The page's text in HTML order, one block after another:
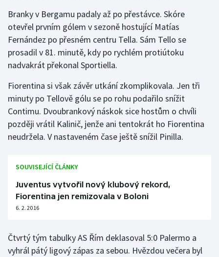
Jezdectví
Judo
Lezení
Lyže a snowboard
Motorsport
Olympijské hry
Plavání
Branky v Bergamu padaly až po přestávce. Skóre
otevřel prvním gólem v sezoně hostující Matías
Fernández po přesném centru Tella. Sám Tello se
prosadil v 81. minutě, kdy po rychlém protiútoku
nadvakrát překonal Sportiella.
Fiorentina si však závěr utkání zkomplikovala. Jen tři
minuty po Tellově gólu se po rohu podařilo snížit
Contimu. Dvoubrankový náskok sice hostům o chvíli
později vrátil Kalinič, jenže ani tentokrát ho Fiorentina
neudržela. V nastaveném čase ještě snížil Pinilla.
SOUVISEJÍCÍ ČLÁNKY
Juventus vytvořil nový klubový rekord,
Fiorentina jen remizovala v Boloni
6. 2. 2016
Čtvrtý tým tabulky AS Řím deklasoval 5:0 Palermo a
vyhrál pátý ligový zápas za sebou. Hvězdou večera byl